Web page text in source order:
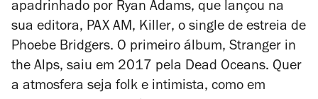
apadrinhado por Ryan Adams, que lançou na
sua editora, PAX AM, Killer, o single de estreia de
Phoebe Bridgers. O primeiro álbum, Stranger in
the Alps, saiu em 2017 pela Dead Oceans. Quer
a atmosfera seja folk e intimista, como em